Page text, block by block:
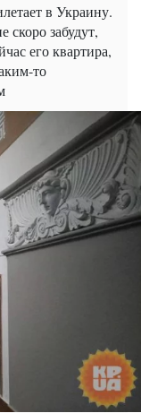
в Украину.
забудут,
его квартира,
то